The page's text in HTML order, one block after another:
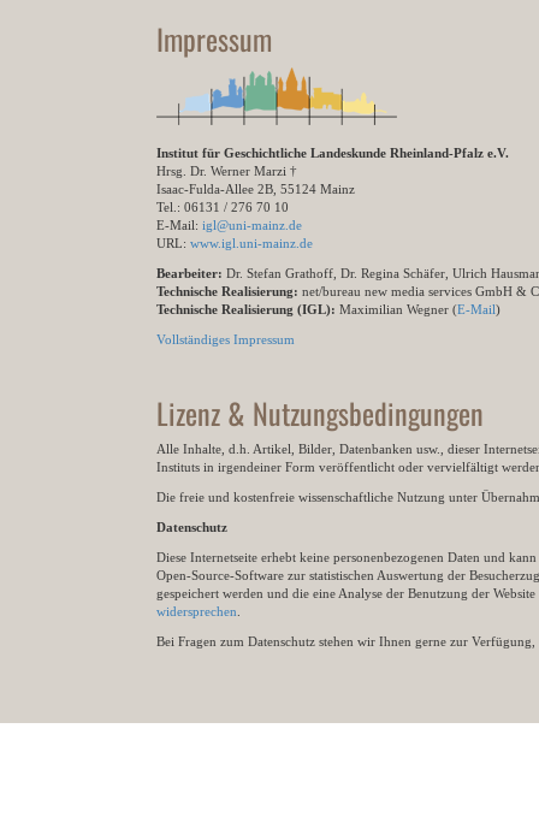
Impressum
Institut für Geschichtliche Landeskunde Rheinland-Pfalz e.V.
Hrsg. Dr. Werner Marzi †
Isaac-Fulda-Allee 2B, 55124 Mainz
Tel.: 06131 / 276 70 10
E-Mail: igl@uni-mainz.de
URL: www.igl.uni-mainz.de
Bearbeiter: Dr. Stefan Grathoff, Dr. Regina Schäfer, Ulrich
Technische Realisierung: net/bureau new media services GmbH &
Technische Realisierung (IGL): Maximilian Wegner (E-Mail)
Vollständiges Impressum
Lizenz & Nutzungsbedingungen
Alle Inhalte, d.h. Artikel, Bilder, Datenbanken usw., dieser
Instituts in irgendeiner Form veröffentlicht oder vervielfältigt
Die freie und kostenfreie wissenschaftliche Nutzung unter
Datenschutz
Diese Internetseite erhebt keine personenbezogenen Daten und
Open-Source-Software zur statistischen Auswertung der
gespeichert werden und die eine Analyse der Benutzung der
widersprechen
Bei Fragen zum Datenschutz stehen wir Ihnen gerne zur